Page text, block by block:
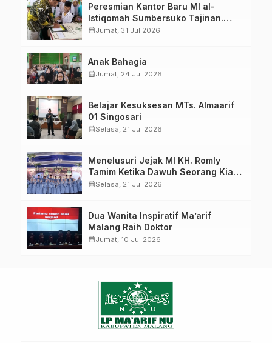
Peresmian Kantor Baru MI al-
Istiqomah Sumbersuko Tajinan.
Ketua LP Ma’arif PCNU Malang
calendar_monthJumat, 31 Jul 2026
Anak Bahagia
calendar_monthJumat, 24 Jul 2026
Belajar Kesuksesan MTs. Almaarif
01 Singosari
calendar_monthSelasa, 21 Jul 2026
Menelusuri Jejak MI KH. Romly
Tamim Ketika Dawuh Seorang Kiai
Menjelma Menjadi Mercusuar
calendar_monthSelasa, 21 Jul 2026
Dua Wanita Inspiratif Ma’arif
Malang Raih Doktor
calendar_monthJumat, 10 Jul 2026